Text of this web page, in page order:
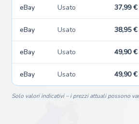
eBay Usato 37,99 €
eBay Usato 38,95 €
eBay Usato 49,90 €
eBay Usato 49,90 €
Solo valori indicativi – i prezzi attuali possono